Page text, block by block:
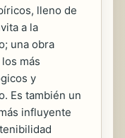
lleno de
a la
una obra
más
y
Es también un
influyente